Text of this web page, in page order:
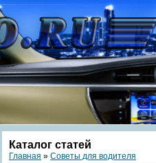
Каталог статей
Главная » Советы для водителя